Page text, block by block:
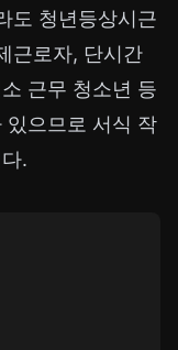
도 청년등상시근
근로자, 단시간
근무 청소년 등
있으므로 서식 작
.